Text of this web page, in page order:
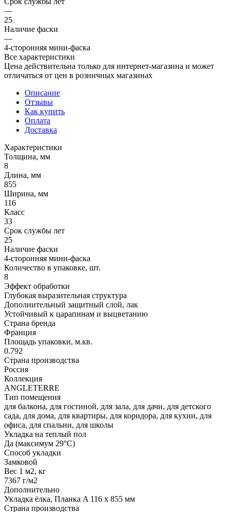
—
25
Наличие фаски
—
4-сторонняя мини-фаска
Все характеристики
Цена действительна только для интернет-магазина и может
отличаться от цен в розничных магазинах
Описание
Отзывы
Как купить
Оплата
Доставка
Характеристики
Толщина, мм
8
Длина, мм
855
Ширина, мм
116
Класс
33
Срок службы лет
25
Наличие фаски
4-сторонняя мини-фаска
Количество в упаковке, шт.
8
Эффект обработки
Глубокая выразительная структура
Дополнительный защитный слой, лак
Устойчивый к царапинам и выцветанию
Страна бренда
Франция
Площадь упаковки, м.кв.
0.792
Страна производства
Россия
Коллекция
ANGLETERRE
Тип помещения
для балкона, для гостиной, для зала, для дачи, для детского
сада, для дома, для квартиры, для коридора, для кухни, для
офиса, для спальни, для школы
Укладка на теплый пол
Да (максимум 29°C)
Способ укладки
Замковой
Вес 1 м2, кг
7367 г/м2
Дополнительно
Укладка ёлка, Планка A 116 x 855 мм
Страна производства